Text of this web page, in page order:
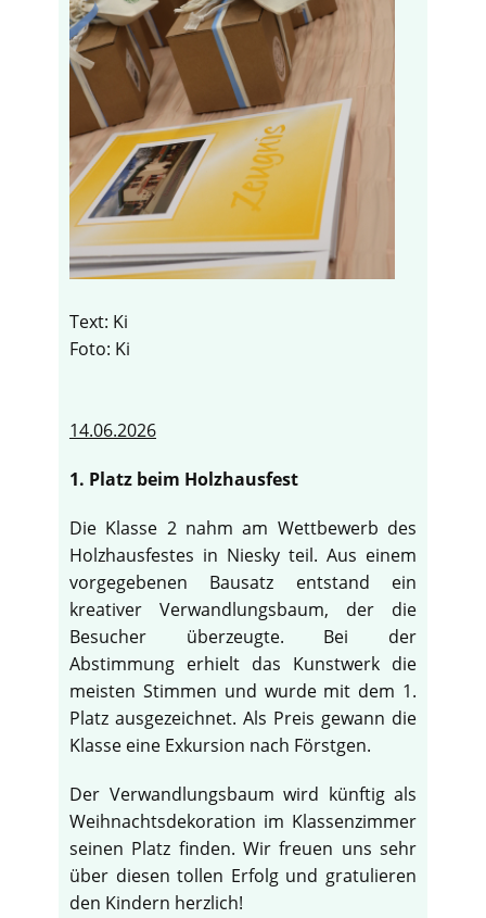
Text: Ki
Foto: Ki
14.06.2026
1. Platz beim Holzhausfest
Die Klasse 2 nahm am Wettbewerb des
Holzhausfestes in Niesky teil. Aus einem
vorgegebenen Bausatz entstand ein
kreativer Verwandlungsbaum, der die
Besucher überzeugte. Bei der
Abstimmung erhielt das Kunstwerk die
meisten Stimmen und wurde mit dem 1.
Platz ausgezeichnet. Als Preis gewann die
Klasse eine Exkursion nach Förstgen.
Der Verwandlungsbaum wird künftig als
Weihnachtsdekoration im Klassenzimmer
seinen Platz finden. Wir freuen uns sehr
über diesen tollen Erfolg und gratulieren
den Kindern herzlich!